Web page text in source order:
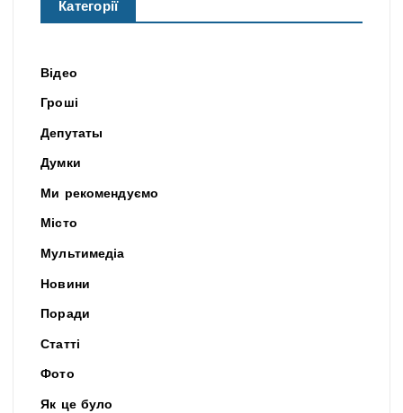
Категорії
Відео
Гроші
Депутаты
Думки
Ми рекомендуємо
Місто
Мультимедіа
Новини
Поради
Статті
Фото
Як це було